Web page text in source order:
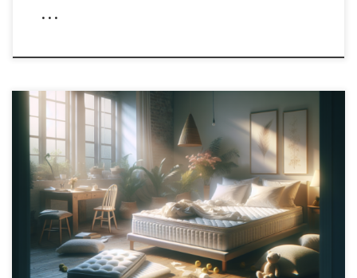
…
Schlafarchitektur 2030 beschreibt die Kombination aus
Schlafbiologie, Raumgestaltung und Hightech-Materialien, die
gemeinsam für erholsamere Nächte sorgen. Eine passende
Matratze in 120×200 gilt dabei als zentraler Baustein, weil sie
Liegekomfort, Temperaturregulation und Druckentlastung bündelt.
Der Fokus verschiebt sich von reinen Härtegraden hin zu
dynamischen Materialien, Sensorik und anpassbaren Schichten,
die Schlafphasen […]